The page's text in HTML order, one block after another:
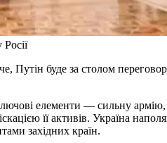
буде за столом
елементи — сильну
її активів. Україна
західних країн.